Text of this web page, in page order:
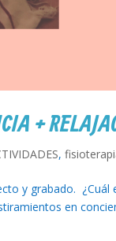
+
,
y grabado.
en